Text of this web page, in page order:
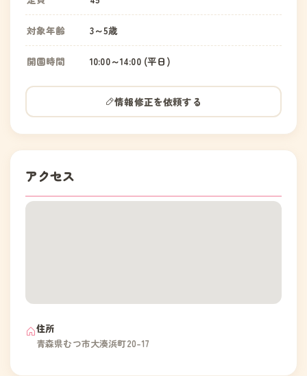
対象年齢 3～5歳
開園時間 10:00～14:00 (平日)
情報修正を依頼する
アクセス
住所
青森県むつ市大湊浜町20-17